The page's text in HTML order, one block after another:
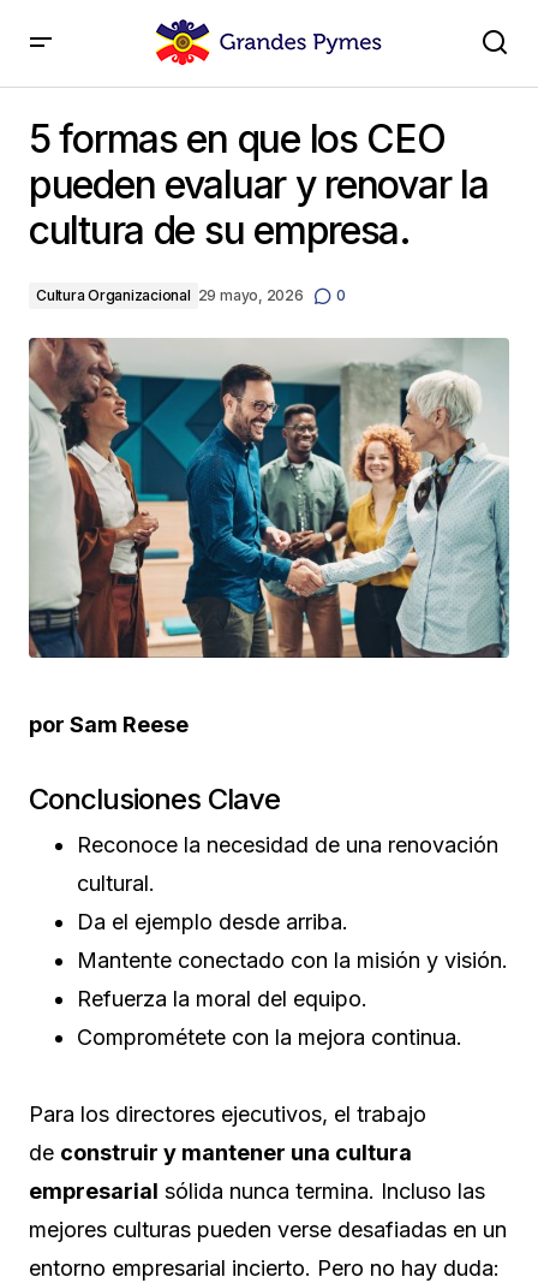
cultura de su empresa.
5 formas en que los CEO
pueden evaluar y renovar la
cultura de su empresa.
Cultura Organizacional 29 mayo, 2026 0
por Sam Reese
Conclusiones Clave
Reconoce la necesidad de una renovación
cultural.
Da el ejemplo desde arriba.
Mantente conectado con la misión y visión.
Refuerza la moral del equipo.
Comprométete con la mejora continua.
Para los directores ejecutivos, el trabajo
de construir y mantener una cultura
empresarial sólida nunca termina. Incluso las
mejores culturas pueden verse desafiadas en un
entorno empresarial incierto. Pero no hay duda: